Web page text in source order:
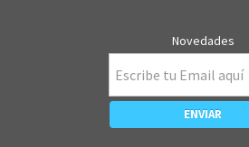
Novedades